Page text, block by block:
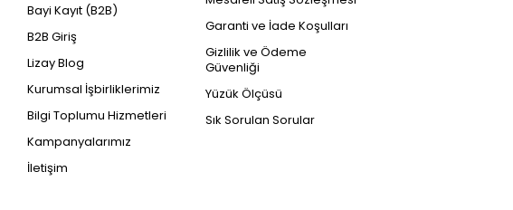
Bayi Kayıt (B2B)
B2B Giriş
Lizay Blog
Kurumsal İşbirliklerimiz
Bilgi Toplumu Hizmetleri
Kampanyalarımız
İletişim
Garanti ve İade Koşulları
Gizlilik ve Ödeme
Güvenliği
Yüzük Ölçüsü
Sık Sorulan Sorular